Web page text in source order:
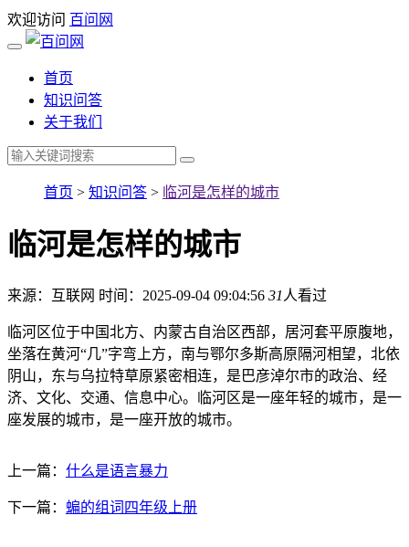
欢迎访问 百问网
首页
知识问答
关于我们
首页 > 知识问答 > 临河是怎样的城市
临河是怎样的城市
来源：互联网 时间：2025-09-04 09:04:56 31 人看过
临河区位于中国北方、内蒙古自治区西部，居河套平原腹地，
坐落在黄河“几”字弯上方，南与鄂尔多斯高原隔河相望，北依
阴山，东与乌拉特草原紧密相连，是巴彦淖尔市的政治、经
济、文化、交通、信息中心。临河区是一座年轻的城市，是一
座发展的城市，是一座开放的城市。
上一篇： 什么是语言暴力
下一篇： 蝙的组词四年级上册